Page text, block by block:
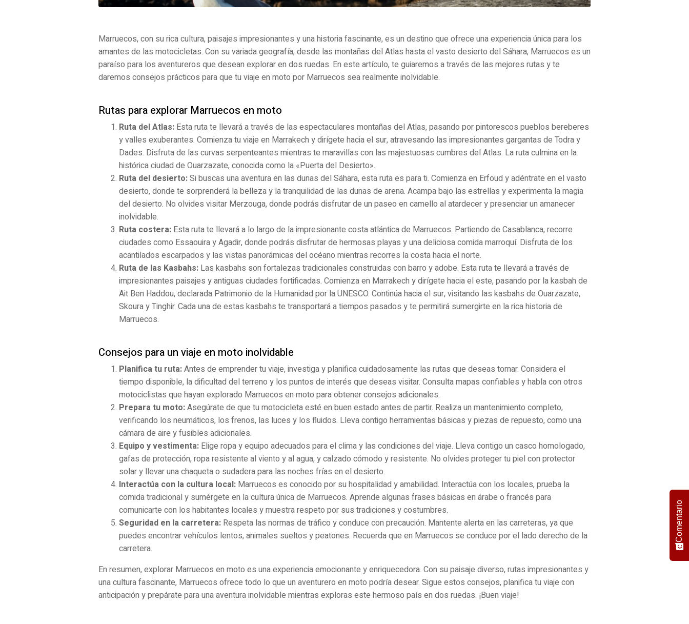
Marruecos, con su rica cultura, paisajes impresionantes y una historia fascinante, es un destino que ofrece una experiencia única para los
amantes de las motocicletas. Con su variada geografía, desde las montañas del Atlas hasta el vasto desierto del Sáhara, Marruecos es un
paraíso para los aventureros que desean explorar en dos ruedas. En este artículo, te guiaremos a través de las mejores rutas y te
daremos consejos prácticos para que tu viaje en moto por Marruecos sea realmente inolvidable.
Rutas para explorar Marruecos en moto
Ruta del Atlas: Esta ruta te llevará a través de las espectaculares montañas del Atlas, pasando por pintorescos pueblos bereberes
y valles exuberantes. Comienza tu viaje en Marrakech y dirígete hacia el sur, atravesando las impresionantes gargantas de Todra y
Dades. Disfruta de las curvas serpenteantes mientras te maravillas con las majestuosas cumbres del Atlas. La ruta culmina en la
histórica ciudad de Ouarzazate, conocida como la «Puerta del Desierto».
Ruta del desierto:Si buscas una aventura en las dunas del Sáhara, esta ruta es para ti. Comienza en Erfoud y adéntrate en el vasto
desierto, donde te sorprenderá la belleza y la tranquilidad de las dunas de arena. Acampa bajo las estrellas y experimenta la magia
del desierto. No olvides visitar Merzouga, donde podrás disfrutar de un paseo en camello al atardecer y presenciar un amanecer
inolvidable.
Ruta costera: Esta ruta te llevará a lo largo de la impresionante costa atlántica de Marruecos. Partiendo de Casablanca, recorre
ciudades como Essaouira y Agadir, donde podrás disfrutar de hermosas playas y una deliciosa comida marroquí. Disfruta de los
acantilados escarpados y las vistas panorámicas del océano mientras recorres la costa hacia el norte.
Ruta de las Kasbahs: Las kasbahs son fortalezas tradicionales construidas con barro y adobe. Esta ruta te llevará a través de
impresionantes paisajes y antiguas ciudades fortificadas. Comienza en Marrakech y dirígete hacia el este, pasando por la kasbah de
Ait Ben Haddou, declarada Patrimonio de la Humanidad por la UNESCO. Continúa hacia el sur, visitando las kasbahs de Ouarzazate,
Skoura y Tinghir. Cada una de estas kasbahs te transportará a tiempos pasados ​​y te permitirá sumergirte en la rica historia de
Marruecos.
Consejos para un viaje en moto inolvidable
Planifica tu ruta:Antes de emprender tu viaje, investiga y planifica cuidadosamente las rutas que deseas tomar. Considera el
tiempo disponible, la dificultad del terreno y los puntos de interés que deseas visitar. Consulta mapas confiables y habla con otros
motociclistas que hayan explorado Marruecos en moto para obtener consejos adicionales.
Prepara tu moto:Asegúrate de que tu motocicleta esté en buen estado antes de partir. Realiza un mantenimiento completo,
verificando los neumáticos, los frenos, las luces y los fluidos. Lleva contigo herramientas básicas y piezas de repuesto, como una
cámara de aire y fusibles adicionales.
Equipo y vestimenta: Elige ropa y equipo adecuados para el clima y las condiciones del viaje. Lleva contigo un casco homologado,
gafas de protección, ropa resistente al viento y al agua, y calzado cómodo y resistente. No olvides proteger tu piel con protector
solar y llevar una chaqueta o sudadera para las noches frías en el desierto.
Interactúa con la cultura local: Marruecos es conocido por su hospitalidad y amabilidad. Interactúa con los locales, prueba la
comida tradicional y sumérgete en la cultura única de Marruecos. Aprende algunas frases básicas en árabe o francés para
comunicarte con los habitantes locales y muestra respeto por sus tradiciones y costumbres.
Seguridad en la carretera: Respeta las normas de tráfico y conduce con precaución. Mantente alerta en las carreteras, ya que
puedes encontrar vehículos lentos, animales sueltos y peatones. Recuerda que en Marruecos se conduce por el lado derecho de la
carretera.
En resumen, explorar Marruecos en moto es una experiencia emocionante y enriquecedora. Con su paisaje diverso, rutas impresionantes y
una cultura fascinante, Marruecos ofrece todo lo que un aventurero en moto podría desear. Sigue estos consejos, planifica tu viaje con
anticipación y prepárate para una aventura inolvidable mientras exploras este hermoso país en dos ruedas. ¡Buen viaje!
Comentario